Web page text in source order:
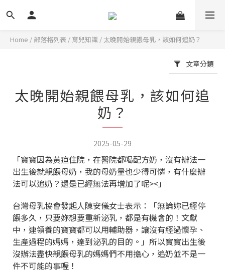
Home / 部落格列表 / 育兒知識 / 太晚開始親餵母乳，該如何追奶？
文章分類
太晚開始親餵母乳，該如何追
奶？
2025-05-29
「寶寶因為黃疸住院，在醫院都喝配方奶，沒有辦法一
出生後就親餵母奶，我的母奶量也少得可憐，有什麼辦
法可以追奶？還是已經無法再增加了呢><」
台灣母乳協會發起人陳安儀女士表示：「無論妳已經停
餵多久，只要妳想要重新泌乳，都是有機會的！文獻
中，連領養的寶寶都可以用輔助器，讓沒有經過懷孕、
生產過程的媽媽，達到泌乳的目的。」所以寶寶出生後
沒辦法盡快親餵母乳的媽媽們不用擔心，追奶並不是一
件不可能的事喔！